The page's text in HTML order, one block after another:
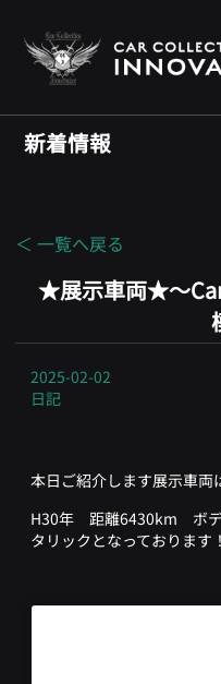
新着情報
＜ 一覧へ戻る
★展示車両★～
2025-02-02
日記
本日ご紹介します展示車両
H30年 距離6430km ボデ
タリックとなっております！